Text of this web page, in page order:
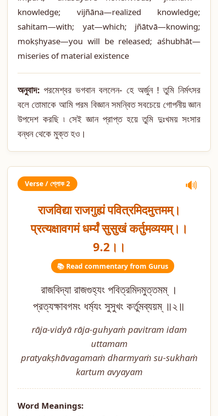
knowledge; vijñāna—realized knowledge;
sahitam—with; yat—which; jñātvā—knowing;
mokṣhyase—you will be released; aśhubhāt—
miseries of material existence
অনুবাদ: পরমেশ্বর ভগবান বললেন- হে অর্জুন ! তুমি নির্মৎসর
বলে তোমাকে আমি পরম বিজ্ঞান সমন্বিত সবচেয়ে গোপনীয় জ্ঞান
উপদেশ করছি ৷ সেই জ্ঞান প্রাপ্ত হয়ে তুমি দুঃখময় সংসার
বন্ধন থেকে মুক্ত হও।
Verse / শ্লোক 2 🔊
राजविद्या राजगुह्यं पवित्रमिदमुत्तमम्।
प्रत्यक्षावगमं धर्म्यं सुसुखं कर्तुमव्ययम्।।
9.2।।
📚 Read commentary from Gurus
রাজবিদ্যা রাজগুহ্যং পবিত্রমিদমুত্তমম্ ।
প্রত্যক্ষাবগমং ধর্ম্যং সুসুখং কর্তুমব্যয়ম্ ॥২॥
rāja-vidyā rāja-guhyaṁ pavitram idam
uttamam
pratyakṣhāvagamaṁ dharmyaṁ su-sukhaṁ
kartum avyayam
Word Meanings: